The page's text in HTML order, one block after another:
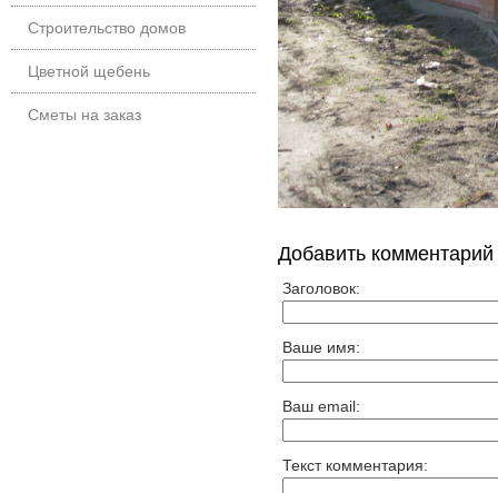
Строительство домов
Цветной щебень
Сметы на заказ
Добавить комментарий
Заголовок:
Ваше имя:
Ваш email:
Текст комментария: